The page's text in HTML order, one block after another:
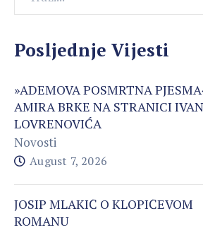
Posljednje Vijesti
»ADEMOVA POSMRTNA
AMIRA BRKE NA STRANICI
LOVRENOVIĆA
Novosti
August 7, 2026
JOSIP MLAKIĆ O KLOPIĆEVOM
ROMANU